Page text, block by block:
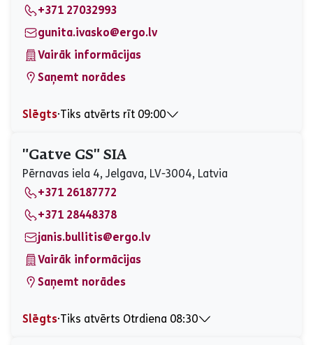
Sestdiena
Slēgts
Svētdiena
Slēgts
+371 27032993
gunita.ivasko@ergo.lv
Vairāk informācijas
Saņemt norādes
Slēgts⋅Tiks atvērts rīt 09:00
Otrdiena
Slēgts
Trešdiena
Slēgts
Ceturtdiena
09:00 - 16:00
Piektdiena
09:00 - 12:30
Sestdiena
Slēgts
Svētdiena
"Gatve GS" SIA
Pērnavas iela 4, Jelgava, LV-3004, Latvia
+371 26187772
+371 28448378
janis.bullitis@ergo.lv
Vairāk informācijas
Saņemt norādes
Slēgts⋅Tiks atvērts Otrdiena 08:30